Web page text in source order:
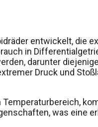
entwickelt, die
in
darunter
Druck und
was eine